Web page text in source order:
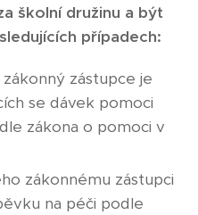
školní družinu a být
případech:
zástupce je
se dávek pomoci
zákona o pomoci v
zákonnému zástupci
na péči podle